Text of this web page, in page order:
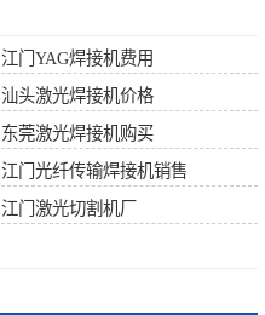
江门YAG焊接机费用
汕头激光焊接机价格
东莞激光焊接机购买
江门光纤传输焊接机销售
江门激光切割机厂